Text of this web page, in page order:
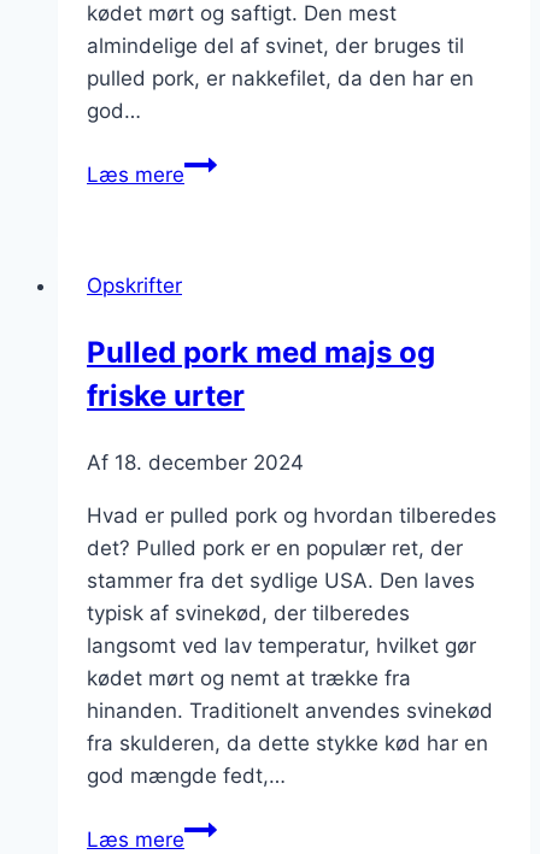
kødet mørt og saftigt. Den mest
almindelige del af svinet, der bruges til
pulled pork, er nakkefilet, da den har en
god…
Læs merePulled
salat
Opskrifter
Pulled pork med majs og
friske urter
Af 18. december 2024
Hvad er pulled pork og hvordan tilberedes
det? Pulled pork er en populær ret, der
stammer fra det sydlige USA. Den laves
typisk af svinekød, der tilberedes
langsomt ved lav temperatur, hvilket gør
kødet mørt og nemt at trække fra
hinanden. Traditionelt anvendes svinekød
fra skulderen, da dette stykke kød har en
god mængde fedt,…
Læs merePulled